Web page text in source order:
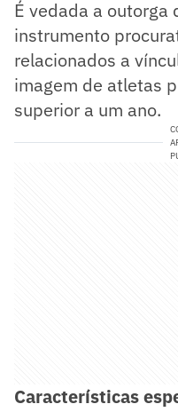
É vedada a outorga
instrumento
relacionados a
imagem de atletas
superior a um ano.
Características